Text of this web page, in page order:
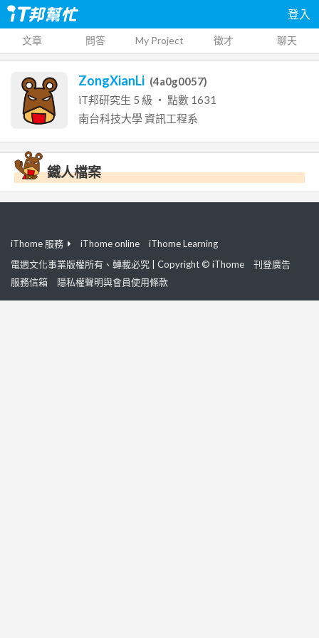
登入
文章 問答 My Project 徵才 聊天
ZongXianLi (4a0g0057)
iT邦研究生 5 級 ‧ 點數 1631
南台科技大學資訊工程系
鐵人檔案
iThome 服務 iThome online
iThome Learning
電週文化事業版權所有、轉載必究 | Copyright © iThome
刊登廣告
服務信箱
隱私權聲明與會員使用條款